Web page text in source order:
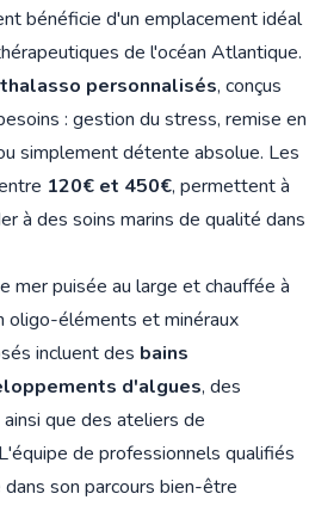
bénéficie d'un emplacement idéal
de l'océan Atlantique.
personnalisés, conçus
: gestion du stress, remise en
simplement détente absolue. Les
120€ et 450€, permettent à
à des soins marins de qualité dans
mer puisée au large et chauffée à
oligo-éléments et minéraux
incluent des bains
d'algues, des
ainsi que des ateliers de
de professionnels qualifiés
son parcours bien-être